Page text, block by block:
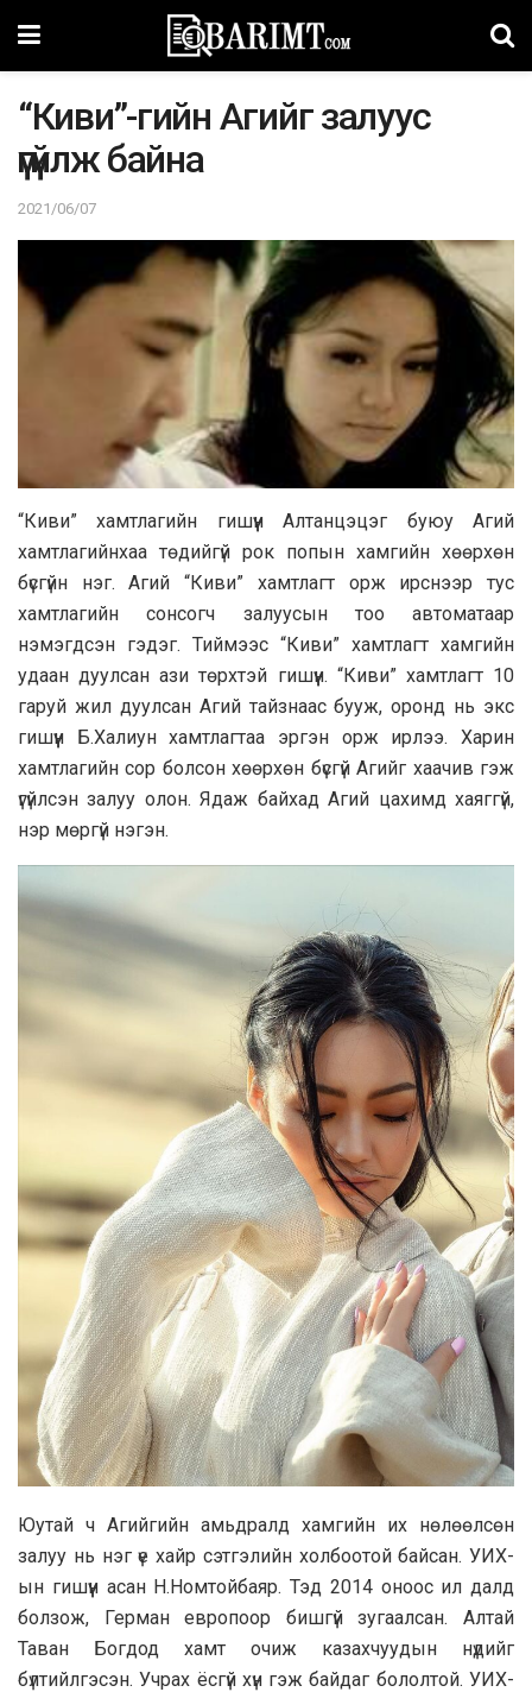
“Киви”-гийн Агийг залуус
үгүйлж байна
2021/06/07
“Киви” хамтлагийн гишүүн Алтанцэцэг буюу Агий
хамтлагийнхаа төдийгүй рок попын хамгийн хөөрхөн
бүсгүйн нэг. Агий “Киви” хамтлагт орж ирснээр тус
хамтлагийн сонсогч залуусын тоо автоматаар
нэмэгдсэн гэдэг. Тиймээс “Киви” хамтлагт хамгийн
удаан дуулсан ази төрхтэй гишүүн. “Киви” хамтлагт 10
гаруй жил дуулсан Агий тайзнаас бууж, оронд нь экс
гишүүн Б.Халиун хамтлагтаа эргэн орж ирлээ. Харин
хамтлагийн сор болсон хөөрхөн бүсгүй Агийг хаачив гэж
үгүйлсэн залуу олон. Ядаж байхад Агий цахимд хаяггүй,
нэр мөргүй нэгэн.
Юутай ч Агийгийн амьдралд хамгийн их нөлөөлсөн
залуу нь нэг үе хайр сэтгэлийн холбоотой байсан. УИХ-
ын гишүүн асан Н.Номтойбаяр. Тэд 2014 оноос ил далд
болзож, Герман европоор бишгүй зугаалсан. Алтай
Таван Богдод хамт очиж казахчуудын нүдийг
бүлтийлгэсэн. Учрах ёсгүй хүн гэж байдаг бололтой. УИХ-